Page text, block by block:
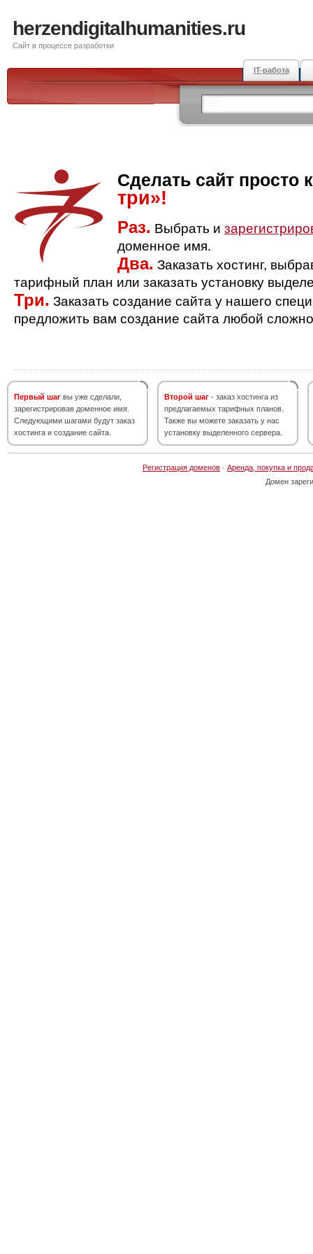
herzendigitalhumanities.ru
Сайт в процессе разработки
IT-работа
Сделать сайт просто
три»!
Раз. Выбрать и
доменное имя.
Два. Заказать хостинг,
тарифный план или заказать установку
Три. Заказать создание сайта у нашего
предложить вам создание сайта любой
Первый шаг вы уже сделали,
зарегистрировав доменное имя.
Следующими шагами будут заказ
хостинга и создание сайта.
Второй шаг - заказ хостинга из
предлагаемых тарифных планов.
Также вы можете заказать у нас
установку выделенного сервера.
Регистрация доменов · Аренда, покупка и
Домен